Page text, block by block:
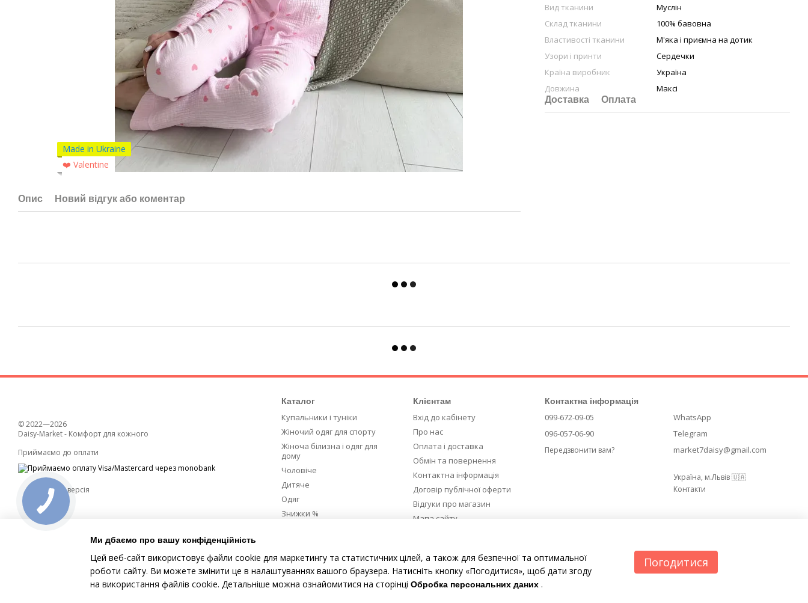
Made in Ukraine
❤️ Valentine
Опис Новий відгук або коментар
Вид тканини
Муслін
Склад тканини
100% бавовна
Властивості тканини
М'яка і приємна на дотик
Узори і принти
Сердечки
Країна виробник
Україна
Довжина
Максі
Доставка Оплата
© 2022—2026
Daisy-Market - Комфорт для кожного
Приймаємо до оплати
Мобільна версія
Інтернет-магазин створений з Хорошоп
Каталог
Купальники і туніки
Жіночий одяг для спорту
Жіноча білизна і одяг для
дому
Чоловіче
Дитяче
Одяг
Знижки %
Клієнтам
Вхід до кабінету
Про нас
Оплата і доставка
Обмін та повернення
Контактна інформація
Договір публічної оферти
Відгуки про магазин
Мапа сайту
Контактна інформація
099-672-09-05
096-057-06-90
Передзвонити вам?
WhatsApp
Telegram
market7daisy@gmail.com
Україна, м.Львів 🇺🇦
Контакти
Ми дбаємо про вашу конфіденційність
Цей веб-сайт використовує файли cookie для маркетингу та статистичних цілей, а також для безпечної та оптимальної
роботи сайту. Ви можете змінити це в налаштуваннях вашого браузера. Натисніть кнопку «Погодитися», щоб дати згоду
на використання файлів cookie. Детальніше можна ознайомитися на сторінці Обробка персональних даних .
Погодитися